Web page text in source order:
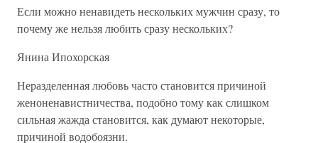
Если можно ненавидеть нескольких мужчин сразу, то
почему же нельзя любить сразу нескольких?
Янина Ипохорская
Неразделенная любовь часто становится причиной
женоненавистничества, подобно тому как слишком
сильная жажда становится, как думают некоторые,
причиной водобоязни.